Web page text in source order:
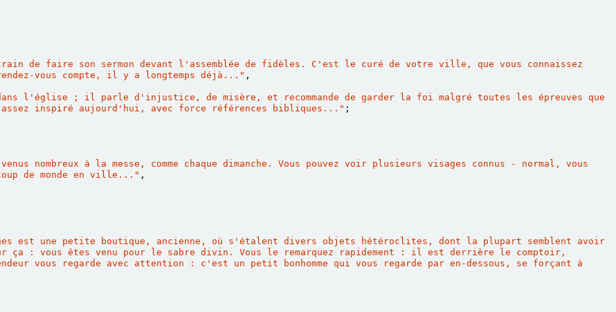
de faire son sermon devant l'assemblée de fidèles. C'est le curé de votre ville, que vous connaissez
vous compte, il y a longtemps déjà..." ,
dans l'église ; il parle d'injustice, de misère, et recommande de garder la foi malgré toutes les épreuves que
assez inspiré aujourd'hui, avec force références bibliques..." ;
nombreux à la messe, comme chaque dimanche. Vous pouvez voir plusieurs visages connus - normal, vous
de monde en ville..." ,
est une petite boutique, ancienne, où s'étalent divers objets hétéroclites, dont la plupart semblent avoir
ça : vous êtes venu pour le sabre divin. Vous le remarquez rapidement : il est derrière le comptoir,
vous regarde avec attention : c'est un petit bonhomme qui vous regarde par en-dessous, se forçant à